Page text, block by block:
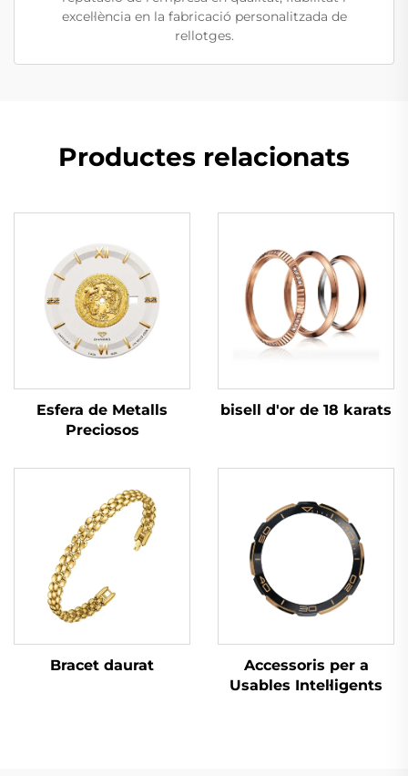
excel·lència en la fabricació personalitzada de
rellotges.
Productes relacionats
Esfera de Metalls
Preciosos
bisell d'or de 18 karats
Bracet daurat
Accessoris per a
Usables Intel·ligents